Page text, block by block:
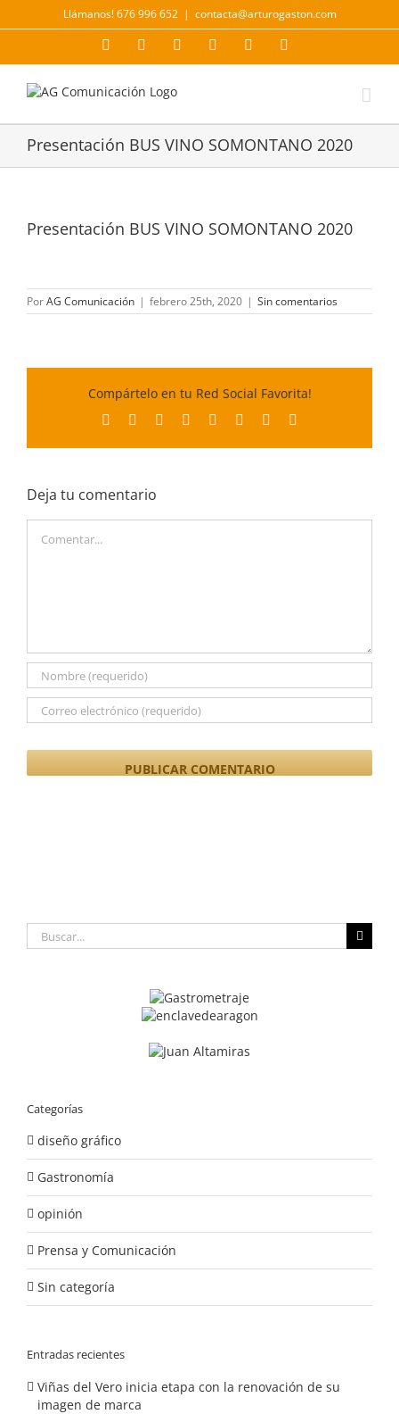
al
Llámanos! 676 996 652 | contacta@arturogaston.com
Facebook YouTubeInstagramLinkedIn
Presentación BUS VINO SOMONTANO 2020
Presentación BUS VINO SOMONTANO 2020
PorAG Comunicación | febrero 25th, 2020 | Sin comentarios
Compártelo en tu Red Social Favorita!
Facebook Reddit LinkedIn
TumblrPinterest
Deja tu comentario
Buscar:
Categorías
diseño gráfico
Gastronomía
opinión
Prensa y Comunicación
Sin categoría
Entradas recientes
Viñas del Vero inicia etapa con la renovación de su
imagen de marca